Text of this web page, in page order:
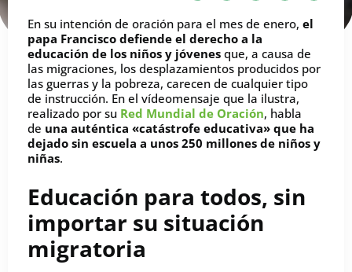
En su intención de oración para el mes de enero, el
papa Francisco defiende el derecho a la
educación de los niños y jóvenes que, a causa de
las migraciones, los desplazamientos producidos por
las guerras y la pobreza, carecen de cualquier tipo
de instrucción. En el vídeomensaje que la ilustra,
realizado por su Red Mundial de Oración, habla
de una auténtica «catástrofe educativa» que ha
dejado sin escuela a unos 250 millones de niños y
niñas.
Educación para todos, sin
importar su situación
migratoria